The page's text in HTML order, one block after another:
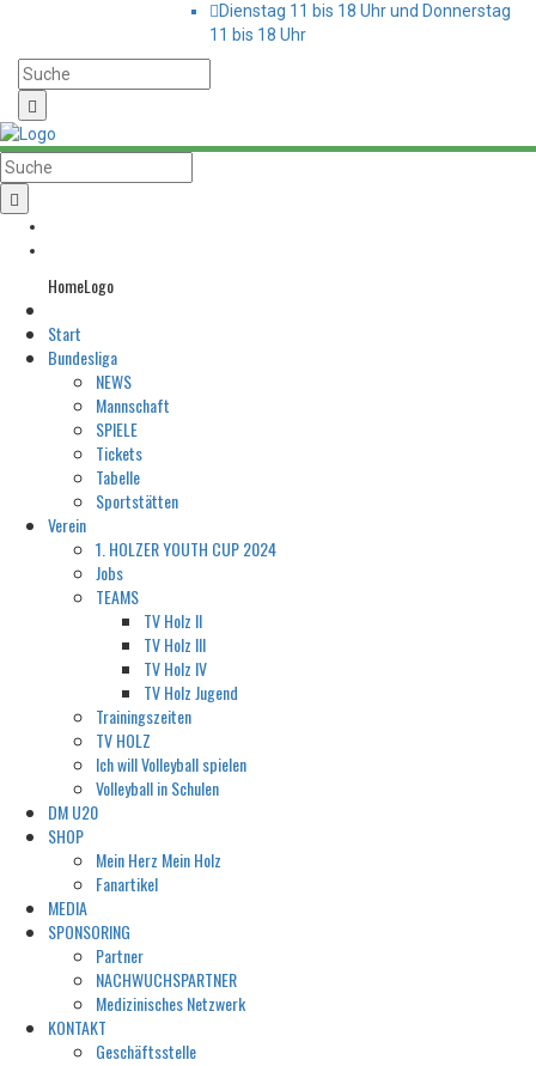
Dienstag 11 bis 18 Uhr und Donnerstag
11 bis 18 Uhr
HomeLogo
Start
Bundesliga
NEWS
Mannschaft
SPIELE
Tickets
Tabelle
Sportstätten
Verein
1. HOLZER YOUTH CUP 2024
Jobs
TEAMS
TV Holz II
TV Holz III
TV Holz IV
TV Holz Jugend
Trainingszeiten
TV HOLZ
Ich will Volleyball spielen
Volleyball in Schulen
DM U20
SHOP
Mein Herz Mein Holz
Fanartikel
MEDIA
SPONSORING
Partner
NACHWUCHSPARTNER
Medizinisches Netzwerk
KONTAKT
Geschäftsstelle